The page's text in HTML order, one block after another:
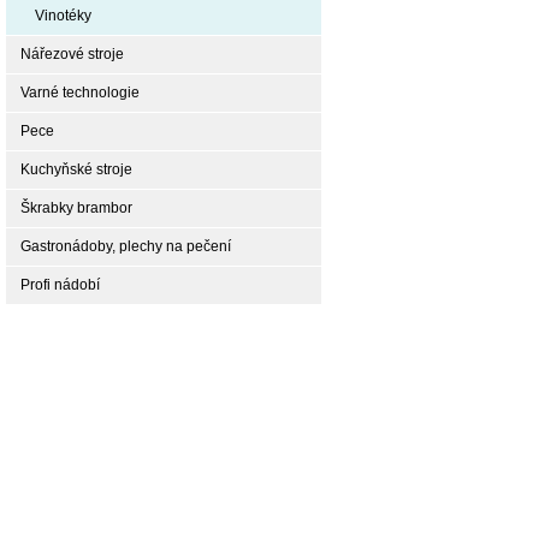
Vinotéky
Nářezové stroje
Varné technologie
Pece
Kuchyňské stroje
Škrabky brambor
Gastronádoby, plechy na pečení
Profi nádobí